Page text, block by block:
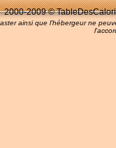
2000-2009 ©
ainsi que l'hébergeur ne